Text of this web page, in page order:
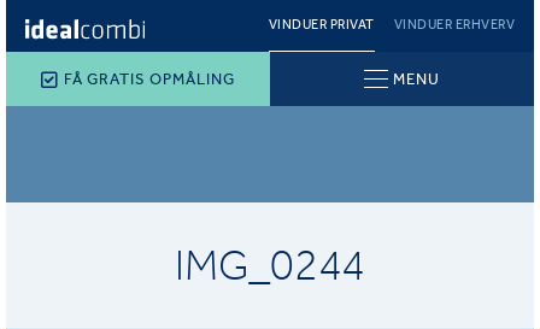
VINDUER PRIVAT VINDUER ERHVERV
FÅ GRATIS OPMÅLING MENU
IMG_0244